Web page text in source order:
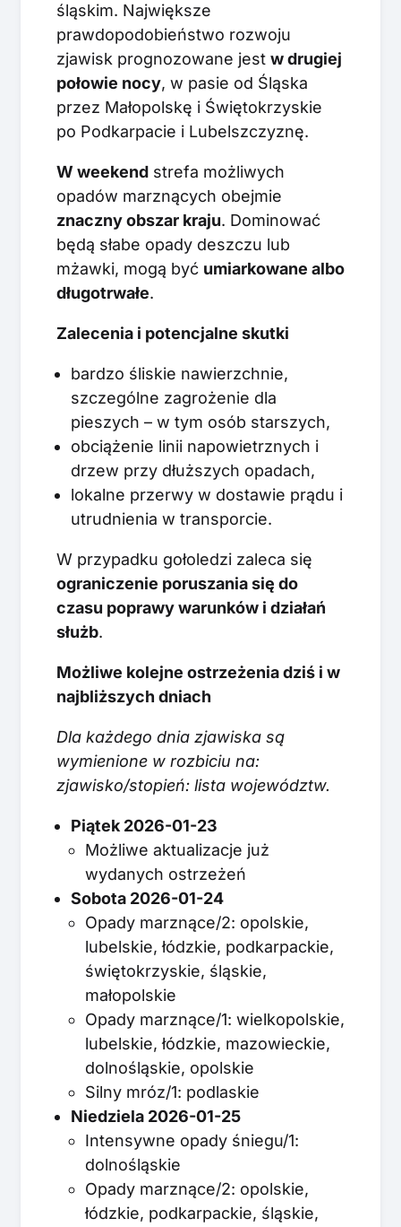
śląskim. Największe
prawdopodobieństwo rozwoju
zjawisk prognozowane jest w drugiej
połowie nocy, w pasie od Śląska
przez Małopolskę i Świętokrzyskie
po Podkarpacie i Lubelszczyznę.
W weekend strefa możliwych
opadów marznących obejmie
znaczny obszar kraju. Dominować
będą słabe opady deszczu lub
mżawki, mogą być umiarkowane albo
długotrwałe.
Zalecenia i potencjalne skutki
bardzo śliskie nawierzchnie,
szczególne zagrożenie dla
pieszych – w tym osób starszych,
obciążenie linii napowietrznych i
drzew przy dłuższych opadach,
lokalne przerwy w dostawie prądu i
utrudnienia w transporcie.
W przypadku gołoledzi zaleca się
ograniczenie poruszania się do
czasu poprawy warunków i działań
służb.
Możliwe kolejne ostrzeżenia dziś i w
najbliższych dniach
Dla każdego dnia zjawiska są
wymienione w rozbiciu na:
zjawisko/stopień: lista województw.
Piątek 2026-01-23
Możliwe aktualizacje już
wydanych ostrzeżeń
Sobota 2026-01-24
Opady marznące/2: opolskie,
lubelskie, łódzkie, podkarpackie,
świętokrzyskie, śląskie,
małopolskie
Opady marznące/1: wielkopolskie,
lubelskie, łódzkie, mazowieckie,
dolnośląskie, opolskie
Silny mróz/1: podlaskie
Niedziela 2026-01-25
Intensywne opady śniegu/1:
dolnośląskie
Opady marznące/2: opolskie,
łódzkie, podkarpackie, śląskie,